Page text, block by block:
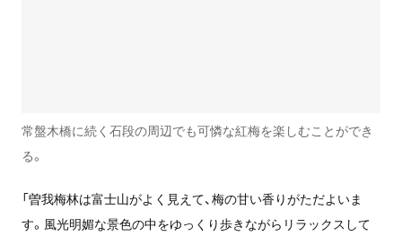
常盤木橋に続く石段の周辺でも可憐な紅梅を楽しむことができ
る。
「曽我梅林は富士山がよく見えて、梅の甘い香りがただよいま
す。風光明媚な景色の中をゆっくり歩きながらリラックスして